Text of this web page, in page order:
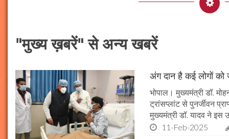
"मुख्य ख़बरें" से अन्य खबरें
अंग दान है कई लोगों को
भोपाल। मुख्यमंत्री डॉ.
ट्रांसप्लांट से पुनर्जीवन
मुख्यमंत्री डॉ. यादव ने इस
11-Feb-2025